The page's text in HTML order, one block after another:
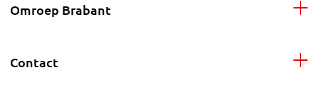
Omroep Brabant
Contact